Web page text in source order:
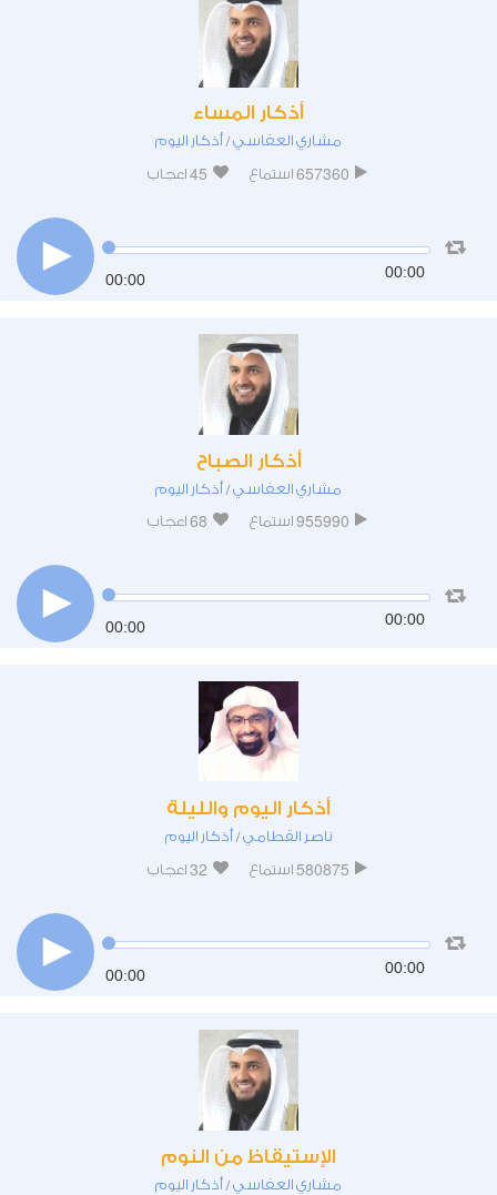
أذكار المساء
مشاري العفاسي/أذكار اليوم
657360 استماع 45 اعجاب
00:00 00:00
أذكار الصباح
مشاري العفاسي/أذكار اليوم
955990 استماع 68 اعجاب
00:00 00:00
أذكار اليوم والليلة
ناصر القطامي/أذكار اليوم
580875 استماع 32 اعجاب
00:00 00:00
الإستيقاظ من النوم
مشاري العفاسي/ أذكار اليوم